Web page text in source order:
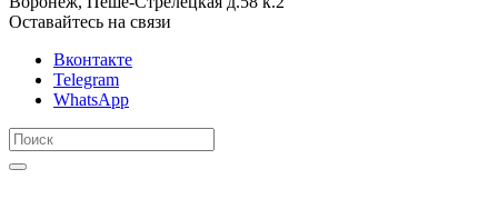
Оставайтесь на связи
Вконтакте
Telegram
WhatsApp